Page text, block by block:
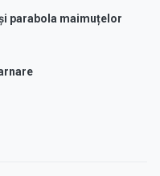
parabola maimuțelor